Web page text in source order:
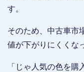
す。
そのため、中古車市
値が下がりにくくな
「じゃ人気の色を